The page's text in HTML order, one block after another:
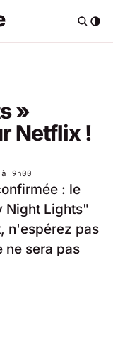
»
Netflix !
9h00
: le
Night Lights"
n'espérez pas
ne sera pas